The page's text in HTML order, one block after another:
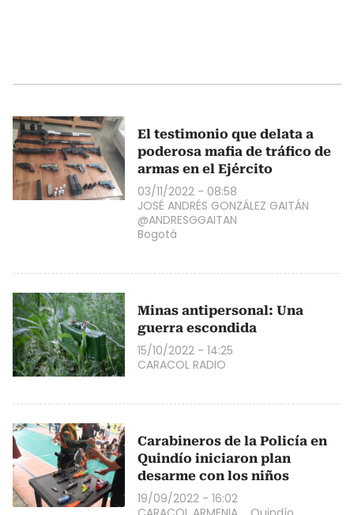
El testimonio que delata a
poderosa mafia de tráfico de
armas en el Ejército
03/11/2022 - 08:58
JOSÉ ANDRÉS GONZÁLEZ GAITÁN
@ANDRESGGAITAN
Bogotá
Minas antipersonal: Una
guerra escondida
15/10/2022 - 14:25
CARACOL RADIO
Carabineros de la Policía en
Quindío iniciaron plan
desarme con los niños
19/09/2022 - 16:02